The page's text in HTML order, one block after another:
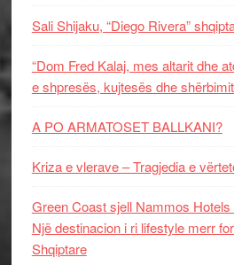
Sali Shijaku, “Diego Rivera”
“Dom Fred Kalaj, mes altarit dhe
e shpresës, kujtesës dhe
A PO ARMATOSET BALLKANI?
Kriza e vlerave – Tragjedia e
Green Coast sjell Nammos
Një destinacion i ri lifestyle merr
Shqiptare